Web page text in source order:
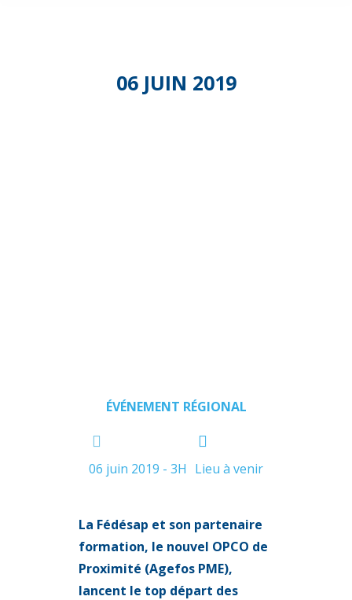
06 JUIN 2019
ÉVÉNEMENT RÉGIONAL
06 juin 2019 - 3H Lieu à venir
La Fédésap et son partenaire
formation, le nouvel OPCO de
Proximité (Agefos PME),
lancent le top départ des